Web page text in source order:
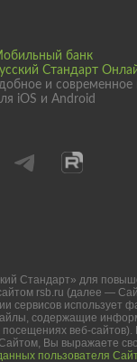
банк
Стандарт
и
iOS и Android
Стандарт» для
rsb.ru (далее —
сервисов использует
содержащие
веб-
Вы выражаете
пользователя